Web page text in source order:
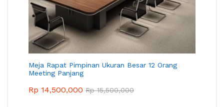
Meja Rapat Pimpinan Ukuran Besar 12 Orang
Meeting Panjang
Rp 14,500,000 Rp15,500,000